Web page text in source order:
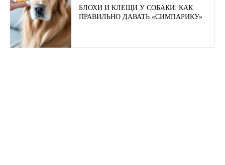
БЛОХИ И КЛЕЩИ У СОБАКИ: КАК
ПРАВИЛЬНО ДАВАТЬ «СИМПАРИКУ»